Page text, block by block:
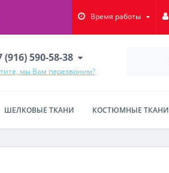
Время работы
(916) 590-58-38
мы Вам перезвоним?
ШЕЛКОВЫЕ ТКАНИ КОСТЮМНЫЕ ТКАНИ